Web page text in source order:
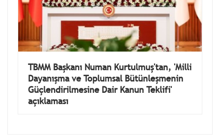
TBMM Başkanı Numan Kurtulmuş'tan, 'Milli
Dayanışma ve Toplumsal Bütünleşmenin
Güçlendirilmesine Dair Kanun Teklifi'
açıklaması